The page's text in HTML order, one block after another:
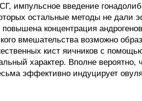
импульсное введение
остальные методы не дали
концентрация
вмешательства возможно
кист яичников с
характер. Вполне вероятно,
эффективно индуцирует